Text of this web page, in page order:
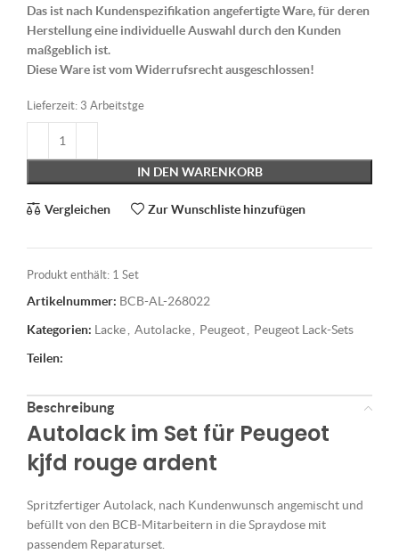
Das ist nach Kundenspezifikation angefertigte Ware, für deren
Herstellung eine individuelle Auswahl durch den Kunden
maßgeblich ist.
Diese Ware ist vom Widerrufsrecht ausgeschlossen!
Lieferzeit: 3 Arbeitstge
IN DEN WARENKORB
Vergleichen Zur Wunschliste hinzufügen
Produkt enthält: 1 Set
Artikelnummer: BCB-AL-268022
Kategorien: Lacke, Autolacke, Peugeot, Peugeot Lack-Sets
Teilen:
Beschreibung
Autolack im Set für Peugeot
kjfd rouge ardent
Spritzfertiger Autolack, nach Kundenwunsch angemischt und
befüllt von den BCB-Mitarbeitern in die Spraydose mit
passendem Reparaturset.